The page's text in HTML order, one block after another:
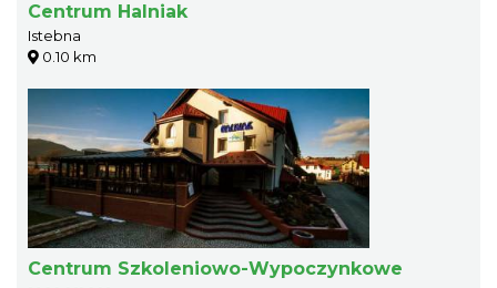
Centrum Halniak
Istebna
0.10 km
Centrum Szkoleniowo-Wypoczynkowe